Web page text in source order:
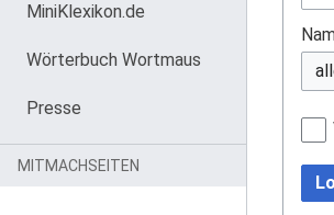
MiniKlexikon.de
Wörterbuch Wortmaus
Presse
MITMACHSEITEN